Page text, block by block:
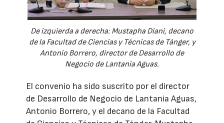
De izquierda a derecha: Mustapha Diani, decano
de la Facultad de Ciencias y Técnicas de Tánger, y
Antonio Borrero, director de Desarrollo de
Negocio de Lantania Aguas.
El convenio ha sido suscrito por el director
de Desarrollo de Negocio de Lantania Aguas,
Antonio Borrero, y el decano de la Facultad